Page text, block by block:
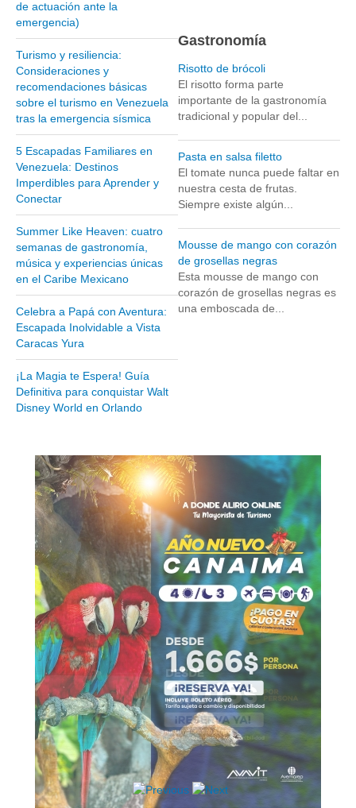
Amazonas
Barlovento
Delta Amacuro
Estado Sucre
La Colonia Tovar
La Gran Sabana
Mérida
Museos y otros sitios de interés en Amazonas
Museos y otros sitios de interés en Anzoátegui
Museos y otros sitios de interés en Aragua
Museos y otros sitios de interés en Bolívar
Museos y otros sitios de interés en Falcón
Museos y otros sitios de interés en Sucre
Puerto La Cruz
Noticias turísticas
Gastronomía
Servicios
Diseño de Websites
Hosting / Alojamiento para Websites
Publicidad
Tienda en línea
de actuación ante la
emergencia)
Turismo y resiliencia:
Consideraciones y
recomendaciones básicas
sobre el turismo en Venezuela
tras la emergencia sísmica
5 Escapadas Familiares en
Venezuela: Destinos
Imperdibles para Aprender y
Conectar
Summer Like Heaven: cuatro
semanas de gastronomía,
música y experiencias únicas
en el Caribe Mexicano
Celebra a Papá con Aventura:
Escapada Inolvidable a Vista
Caracas Yura
¡La Magia te Espera! Guía
Definitiva para conquistar Walt
Disney World en Orlando
Gastronomía
Risotto de brócoli
El risotto forma parte
importante de la gastronomía
tradicional y popular del...
Pasta en salsa filetto
El tomate nunca puede faltar en
nuestra cesta de frutas.
Siempre existe algún...
Mousse de mango con corazón
de grosellas negras
Esta mousse de mango con
corazón de grosellas negras es
una emboscada de...